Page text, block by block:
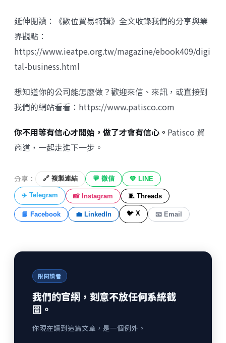
延伸閱讀：《數位貿易特輯》全文收錄我們的分享與業
界觀點：
https://www.ieatpe.org.tw/magazine/ebook409/digi
tal-business.html
想知道你的公司能怎麼做？歡迎來信、來訊，或直接到
我們的網站看看： https://www.patisco.com
你不用等有信心才開始，做了才會有信心。 Patisco 貿
商道，一起走進下一步。
分享： 🔗 複製連結 💬 微信 💚 LINE
✈️ Telegram 📸 Instagram 🧵 Threads
📘 Facebook 💼 LinkedIn 🐦 X 📧 Email
限閱讀者
我們的官網，刻意不放任何系統截
圖。
你現在讀到這篇文章，是一個例外。